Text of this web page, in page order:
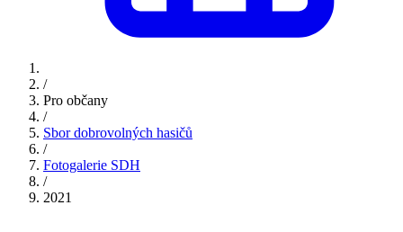
/
Pro občany
/
Sbor dobrovolných hasičů
/
Fotogalerie SDH
/
2021